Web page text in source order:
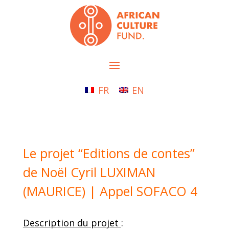
FR EN
Le projet “Editions de contes”
de Noël Cyril LUXIMAN
(MAURICE) | Appel SOFACO 4
Description du projet :